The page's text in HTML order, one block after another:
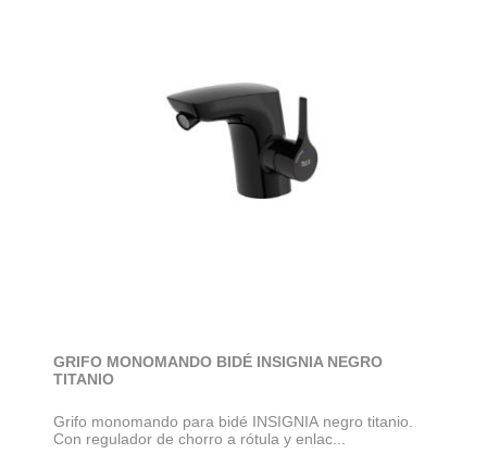
GRIFO MONOMANDO BIDÉ INSIGNIA NEGRO
TITANIO
Grifo monomando para bidé INSIGNIA negro titanio.
Con regulador de chorro a rótula y enlac...